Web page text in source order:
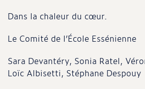
Dans la chaleur du cœur.
Le Comité de l’École Essénienne
Sara Devantéry, Sonia Ratel,
Loïc Albisetti, Stéphane Despouy